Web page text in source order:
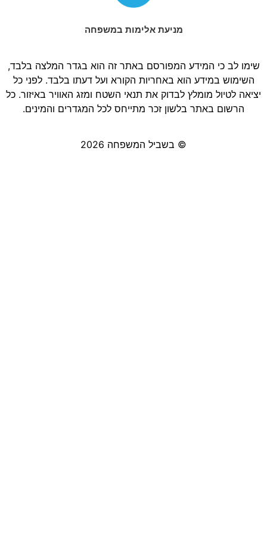
מניעת אלימות במשפחה
שימו לב כי המידע המפורסם באתר זה הוא בגדר המלצה בלבד,
השימוש במידע הוא באחריות הקורא ועל דעתו בלבד. לפני כל
יציאה לטיול מומלץ לבדוק את תנאי השטח ומזג האוויר באיזור. כל
הרשום באתר בלשון זכר מתייחס לכל המגדרים והמינים.
© בשביל המשפחה 2026